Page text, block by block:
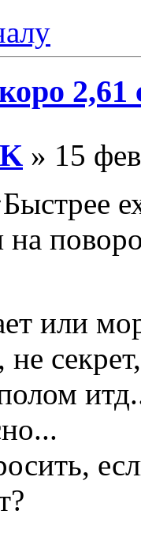
2,61
» 15
Быстрее
на
или